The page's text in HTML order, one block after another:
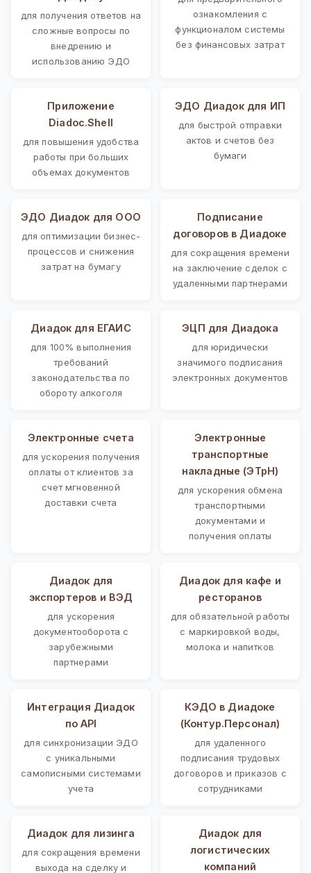
для получения ответов на
сложные вопросы по
внедрению и
использованию ЭДО
ознакомления с
функционалом системы
без финансовых затрат
Приложение
Diadoc.Shell
для повышения удобства
работы при больших
объемах документов
ЭДО Диадок для ИП
для быстрой отправки
актов и счетов без
бумаги
ЭДО Диадок для ООО
для оптимизации бизнес-
процессов и снижения
затрат на бумагу
Подписание
договоров в Диадоке
для сокращения времени
на заключение сделок с
удаленными партнерами
Диадок для ЕГАИС
для 100% выполнения
требований
законодательства по
обороту алкоголя
ЭЦП для Диадока
для юридически
значимого подписания
электронных документов
Электронные счета
для ускорения получения
оплаты от клиентов за
счет мгновенной
доставки счета
Электронные
транспортные
накладные (ЭТрН)
для ускорения обмена
транспортными
документами и
получения оплаты
Диадок для
экспортеров и ВЭД
для ускорения
документооборота с
зарубежными
партнерами
Диадок для кафе и
ресторанов
для обязательной работы
с маркировкой воды,
молока и напитков
Интеграция Диадок
по API
для синхронизации ЭДО
с уникальными
самописными системами
учета
КЭДО в Диадоке
(Контур.Персонал)
для удаленного
подписания трудовых
договоров и приказов с
сотрудниками
Диадок для лизинга
для сокращения времени
выхода на сделку и
Диадок для
логистических
компаний